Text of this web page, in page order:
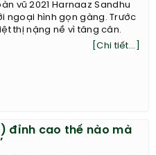
vũ 2021 Harnaaz Sandhu
ngoại hình gọn gàng. Trước
thị nặng nề vì tăng cân.
[Chi tiết...]
đỉnh cao thế nào mà